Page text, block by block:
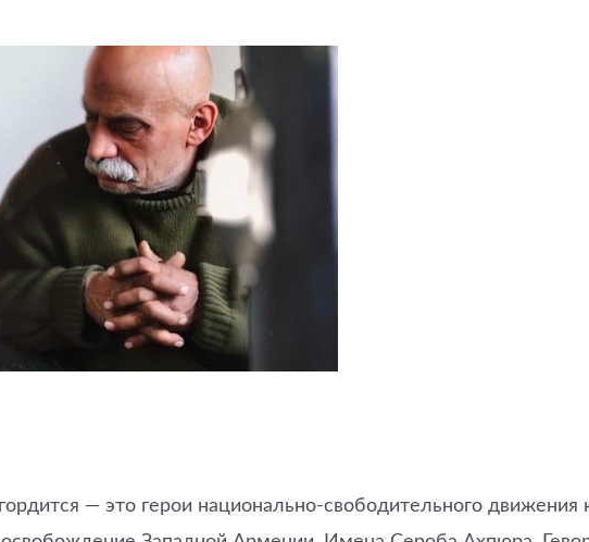
— это герои национально-свободительного движения